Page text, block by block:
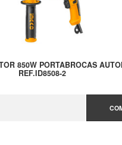
850W PORTABROCAS
REF.ID8508-2